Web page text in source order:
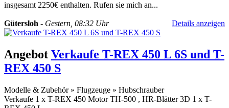
insgesamt 2250€ enthalten. Rufen sie mich an...
Gütersloh - Gestern, 08:32 Uhr Details anzeigen
Angebot Verkaufe T-REX 450 L 6S und T-
REX 450 S
Modelle & Zubehör » Flugzeuge » Hubschrauber
Verkaufe 1 x T-REX 450 Motor TH-500 , HR-Blätter 3D 1 x T-